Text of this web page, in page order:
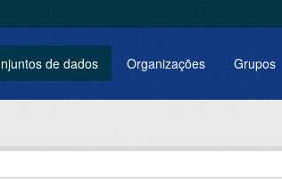
de dados Organizações Grupos